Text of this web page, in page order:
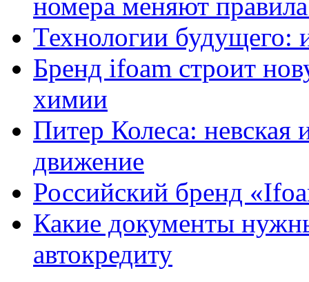
Технологии будущего:
Бренд ifoam строит
химии
Питер Колеса: невская
движение
Российский бренд
Какие документы
автокредиту